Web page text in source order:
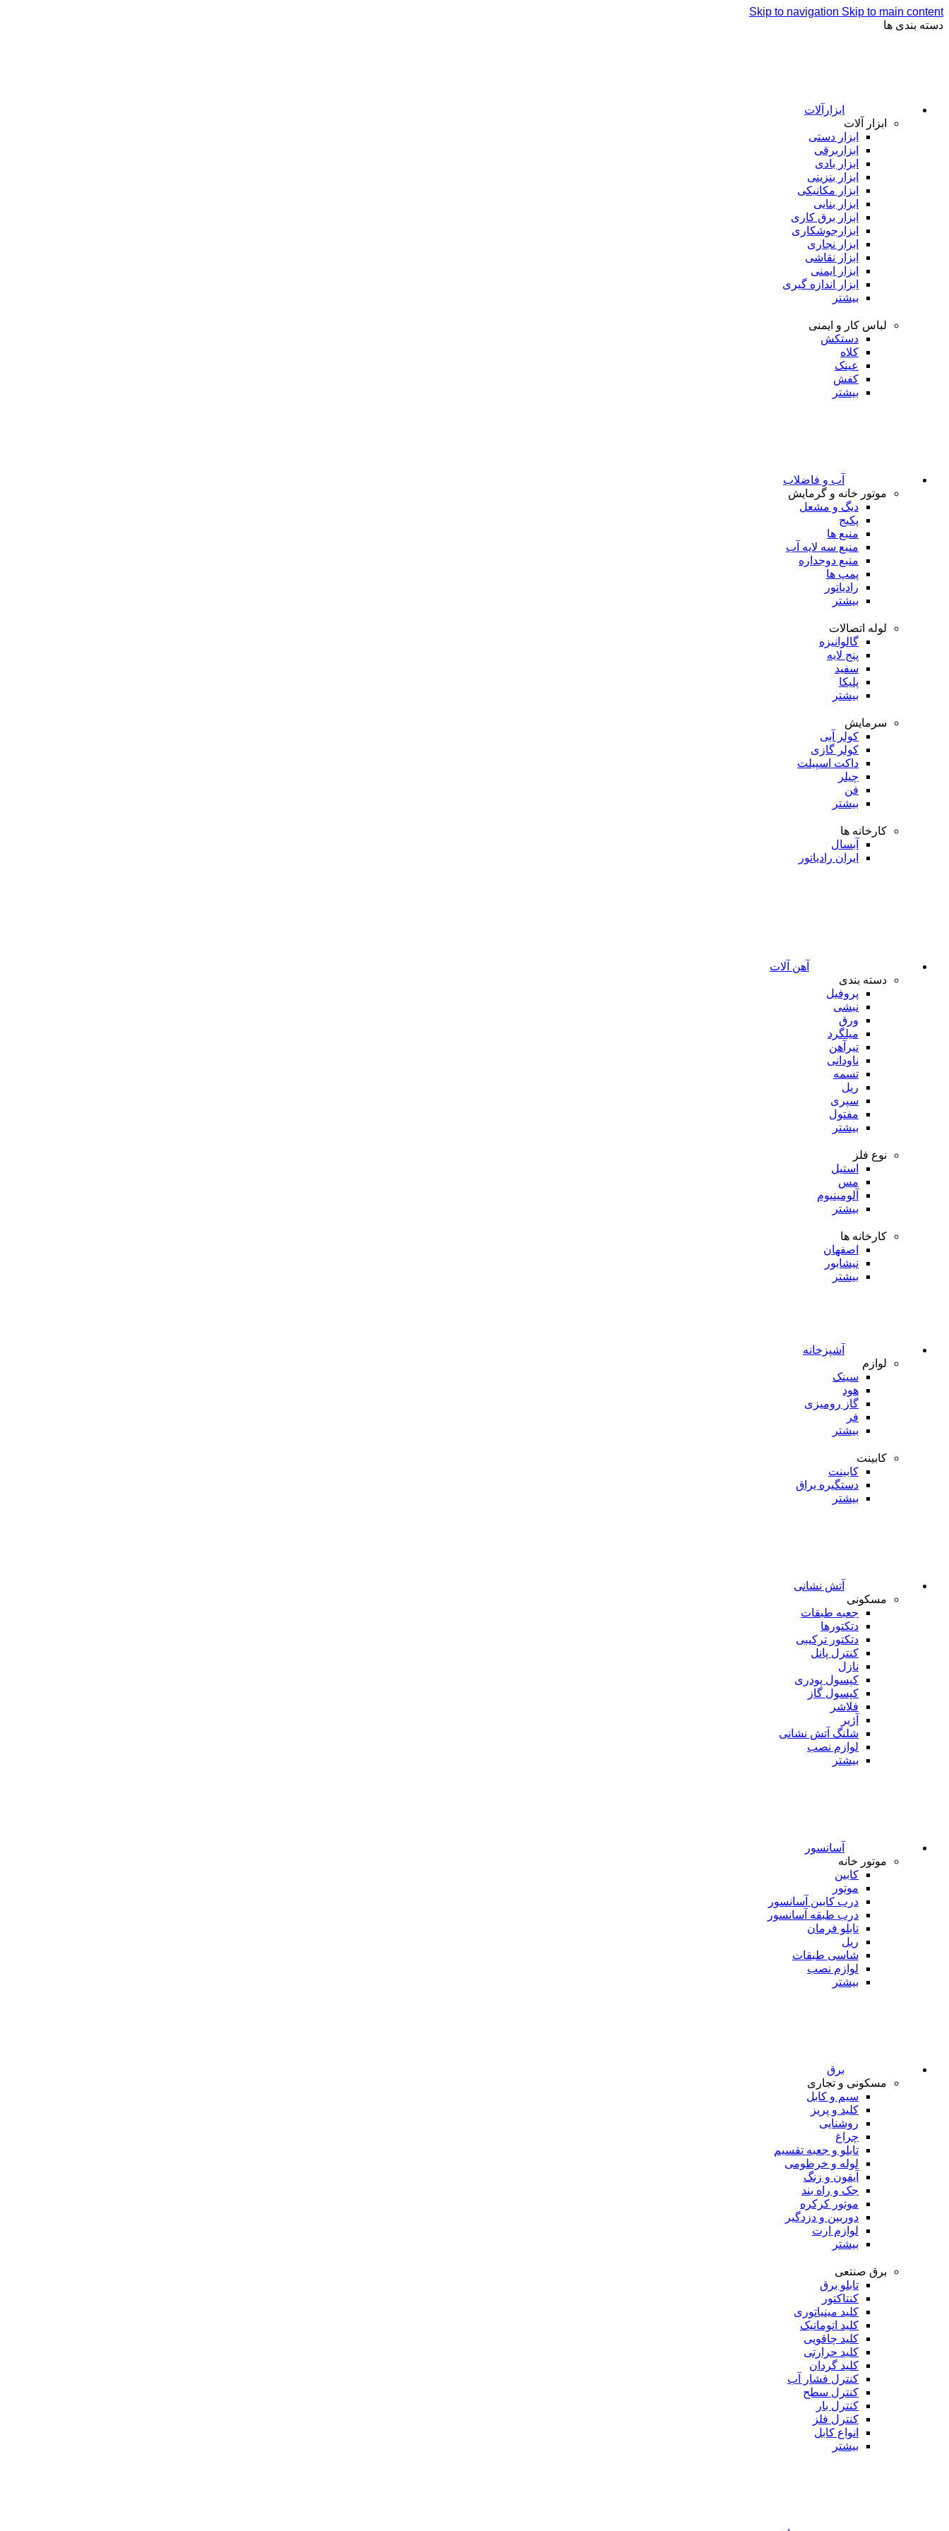
Skip to navigation Skip to main content
دسته بندی ها
ابزارآلات
ابزار آلات
ابزار دستی
ابزاربرقی
ابزار بادی
ابزار بنزینی
ابزار مکانیکی
ابزار بنایی
ابزار برق کاری
ابزارجوشکاری
ابزار نجاری
ابزار نقاشی
ابزار ایمنی
ابزار اندازه گیری
بیشتر
لباس کار و ایمنی
دستکش
کلاه
عینک
کفش
بیشتر
آب و فاضلاب
موتور خانه و گرمایش
دیگ و مشعل
پکیج
منبع ها
منبع سه لایه آب
منبع دوجداره
پمپ ها
رادیاتور
بیشتر
لوله اتصالات
گالوانیزه
پنج لایه
سفید
پلیکا
بیشتر
سرمایش
کولر آبی
کولر گازی
داکت اسپیلت
چیلر
فن
بیشتر
کارخانه ها
آبسال
ایران رادیاتور
آهن آلات
دسته بندی
پروفیل
نبشی
ورق
میلگرد
تیرآهن
ناودانی
تسمه
ریل
سپری
مفتول
بیشتر
نوع فلز
استیل
مس
آلومینیوم
بیشتر
کارخانه ها
اصفهان
نیشابور
بیشتر
آشپزخانه
لوازم
سینک
هود
گاز رومیزی
فر
بیشتر
کابینت
کابینت
دستگیره یراق
بیشتر
آتش نشانی
مسکونی
جعبه طبقات
دتکتورها
دتکتور ترکیبی
کنترل پانل
نازل
کپسول پودری
کپسول گاز
فلاشر
آژیر
شلنگ آتش نشانی
لوازم نصب
بیشتر
آسانسور
موتور خانه
کابین
موتور
درب کابین آسانسور
درب طبقه آسانسور
تابلو فرمان
ریل
شاسی طبقات
لوازم نصب
بیشتر
برق
مسکونی و تجاری
سیم و کابل
کلید و پریز
روشنایی
چراغ
تابلو و جعبه تقسیم
لوله و خرطومی
آیفون و زنگ
جک و راه بند
موتور کرکره
دوربین و دزدگیر
لوازم ارت
بیشتر
برق صنتعی
تابلو برق
کنتاکتور
کلید مینیاتوری
کلید اتوماتیک
کلید چاقویی
کلید حرارتی
کلید گردان
کنترل فشار آب
کنترل سطح
کنترل بار
کنترل فلز
انواع کابل
بیشتر